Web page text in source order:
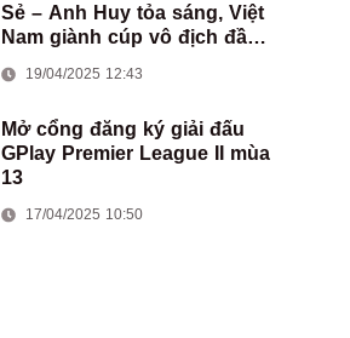
Sẻ – Anh Huy tỏa sáng, Việt
Nam giành cúp vô địch đầu
19/04/2025 12:43
Mở cổng đăng ký giải đấu
GPlay Premier League II mùa
13
17/04/2025 10:50